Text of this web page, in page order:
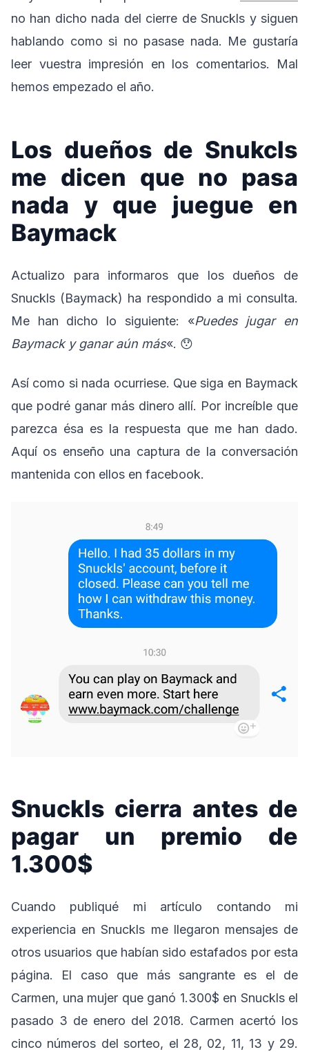
no han dicho nada del cierre de Snuckls y siguen
hablando como si no pasase nada. Me gustaría
leer vuestra impresión en los comentarios. Mal
hemos empezado el año.
Los dueños de Snukcls
me dicen que no pasa
nada y que juegue en
Baymack
Actualizo para informaros que los dueños de
Snuckls (Baymack) ha respondido a mi consulta.
Me han dicho lo siguiente: «Puedes jugar en
Baymack y ganar aún más«. 😯
Así como si nada ocurriese. Que siga en Baymack
que podré ganar más dinero allí. Por increíble que
parezca ésa es la respuesta que me han dado.
Aquí os enseño una captura de la conversación
mantenida con ellos en facebook.
Snuckls cierra antes de
pagar un premio de
1.300$
Cuando publiqué mi artículo contando mi
experiencia en Snuckls me llegaron mensajes de
otros usuarios que habían sido estafados por esta
página. El caso que más sangrante es el de
Carmen, una mujer que ganó 1.300$ en Snuckls el
pasado 3 de enero del 2018. Carmen acertó los
cinco números del sorteo, el 28, 02, 11, 13 y 29.